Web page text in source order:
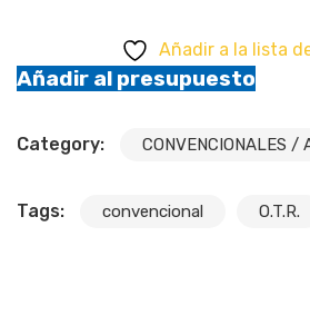
Añadir a la lista
Añadir al presupuesto
Category: CONVENCIONALES /
Tags: convencional O.T.R.